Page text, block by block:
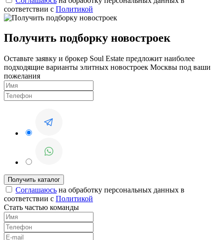
соответствии с Политикой
Получить подборку новостроек
Оставьте заявку и брокер Soul Estate предложит наиболее
подходящие варианты элитных новостроек Москвы под ваши
пожелания
Соглашаюсь на обработку персональных данных в
соответствии с Политикой
Стать частью команды